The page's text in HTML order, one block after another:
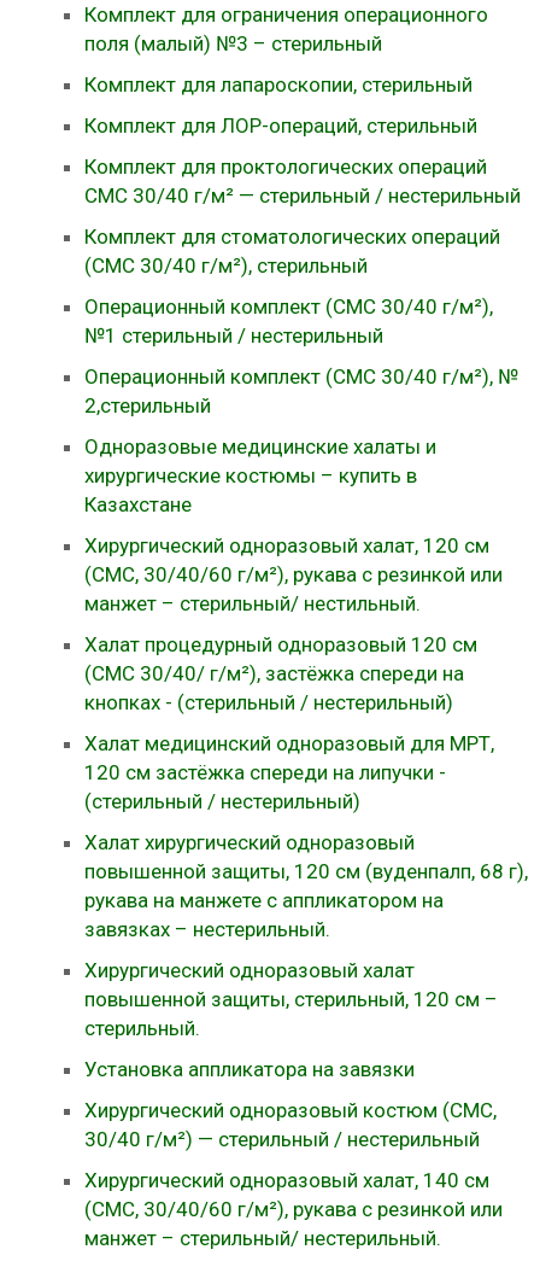
Комплект для ограничения операционного
поля (малый) №3 – стерильный
Комплект для лапароскопии, стерильный
Комплект для ЛОР-операций, стерильный
Комплект для проктологических операций
СМС 30/40 г/м² — стерильный / нестерильный
Комплект для стоматологических операций
(СМС 30/40 г/м²), стерильный
Операционный комплект (СМС 30/40 г/м²),
№1 стерильный / нестерильный
Операционный комплект (СМС 30/40 г/м²), №
2,стерильный
Одноразовые медицинские халаты и
хирургические костюмы – купить в
Казахстане
Хирургический одноразовый халат, 120 см
(СМС, 30/40/60 г/м²), рукава с резинкой или
манжет – стерильный/ нестильный.
Халат процедурный одноразовый 120 см
(СМС 30/40/ г/м²), застёжка спереди на
кнопках - (стерильный / нестерильный)
Халат медицинский одноразовый для МРТ,
120 см застёжка спереди на липучки -
(стерильный / нестерильный)
Халат хирургический одноразовый
повышенной защиты, 120 см (вуденпалп, 68 г),
рукава на манжете с аппликатором на
завязках – нестерильный.
Хирургический одноразовый халат
повышенной защиты, стерильный, 120 см –
стерильный.
Установка аппликатора на завязки
Хирургический одноразовый костюм (СМС,
30/40 г/м²) — стерильный / нестерильный
Хирургический одноразовый халат, 140 см
(СМС, 30/40/60 г/м²), рукава с резинкой или
манжет – стерильный/ нестерильный.